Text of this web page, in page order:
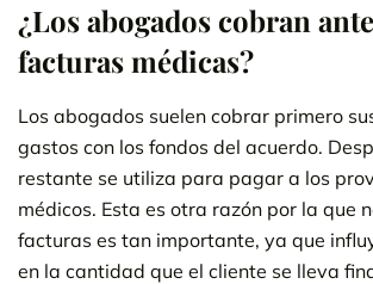
¿Los abogados cobran
facturas médicas?
Los abogados suelen cobrar primero
gastos con los fondos del acuerdo.
restante se utiliza para pagar a los
médicos. Esta es otra razón por la que
facturas es tan importante, ya que
en la cantidad que el cliente se lleva